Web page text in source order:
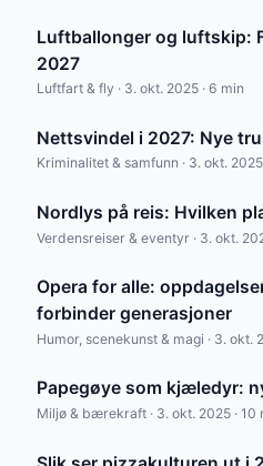
Luftballonger og luftskip:
2027
Luftfart & fly · 3. okt. 2025 · 6 min
Nettsvindel i 2027: Nye
Kriminalitet & samfunn · 3. okt.
Nordlys på reis: Hvilken
Verdensreiser & eventyr · 3. okt.
Opera for alle:
forbinder generasjoner
Humor, scenekunst & magi · 3. okt.
Papegøye som kjæledyr:
Miljø & bærekraft · 3. okt. 2025 · 10